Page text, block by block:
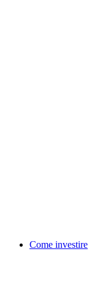
Come investire